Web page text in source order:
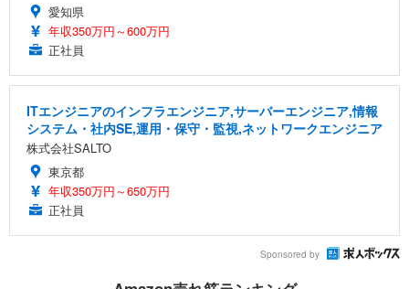
愛知県
年収350万円～600万円
正社員
ITエンジニアのインフラエンジニア,サーバーエンジニア,情報
システム・社内SE,運用・保守・監視,ネットワークエンジニア
株式会社SALTO
東京都
年収350万円～650万円
正社員
Sponsored by